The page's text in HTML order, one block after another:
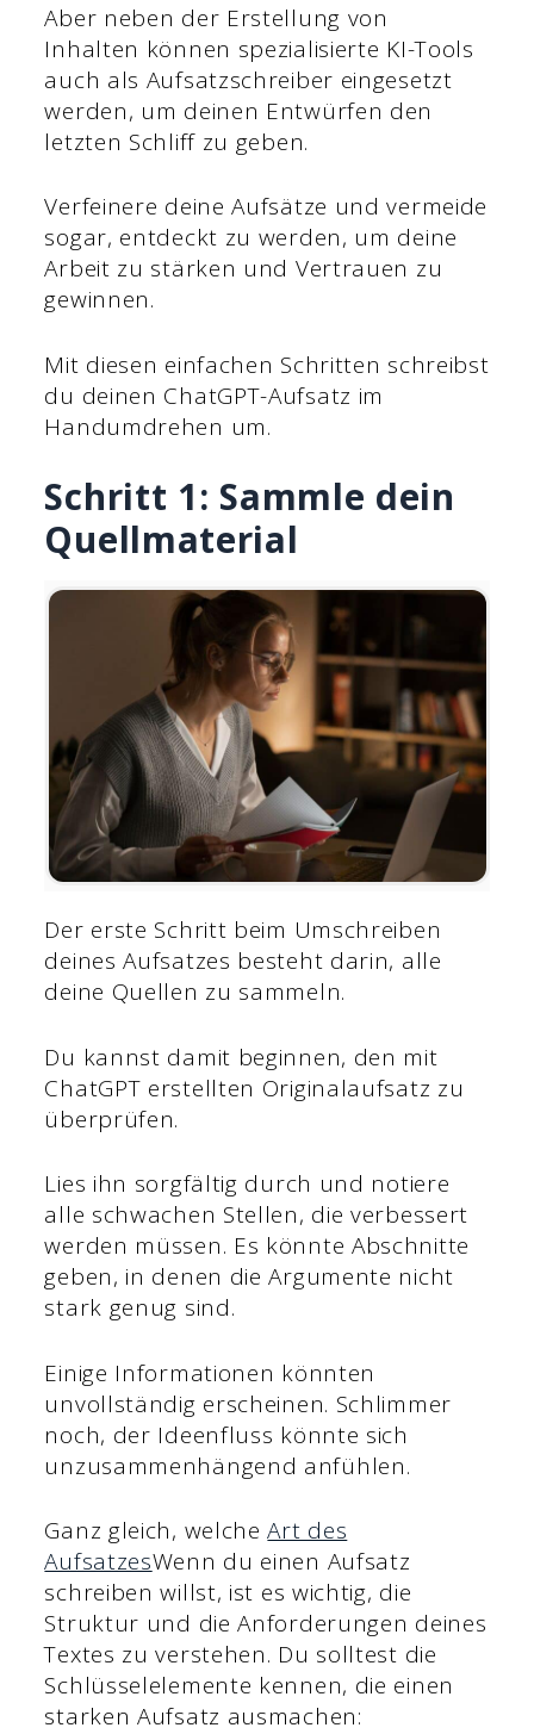
Aber neben der Erstellung von
Inhalten können spezialisierte KI-Tools
auch als Aufsatzschreiber eingesetzt
werden, um deinen Entwürfen den
letzten Schliff zu geben.
Verfeinere deine Aufsätze und vermeide
sogar, entdeckt zu werden, um deine
Arbeit zu stärken und Vertrauen zu
gewinnen.
Mit diesen einfachen Schritten schreibst
du deinen ChatGPT-Aufsatz im
Handumdrehen um.
Schritt 1: Sammle dein
Quellmaterial
Der erste Schritt beim Umschreiben
deines Aufsatzes besteht darin, alle
deine Quellen zu sammeln.
Du kannst damit beginnen, den mit
ChatGPT erstellten Originalaufsatz zu
überprüfen.
Lies ihn sorgfältig durch und notiere
alle schwachen Stellen, die verbessert
werden müssen. Es könnte Abschnitte
geben, in denen die Argumente nicht
stark genug sind.
Einige Informationen könnten
unvollständig erscheinen. Schlimmer
noch, der Ideenfluss könnte sich
unzusammenhängend anfühlen.
Ganz gleich, welcheArt des
AufsatzesWenn du einen Aufsatz
schreiben willst, ist es wichtig, die
Struktur und die Anforderungen deines
Textes zu verstehen. Du solltest die
Schlüsselelemente kennen, die einen
starken Aufsatz ausmachen: